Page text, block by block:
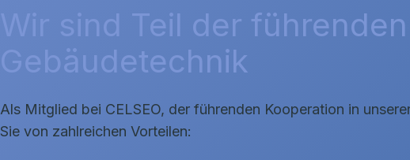
Wir sind Teil der
Gebäudetechnik
Als Mitglied bei CELSEO, der führenden Kooperation in
Sie von zahlreichen Vorteilen: